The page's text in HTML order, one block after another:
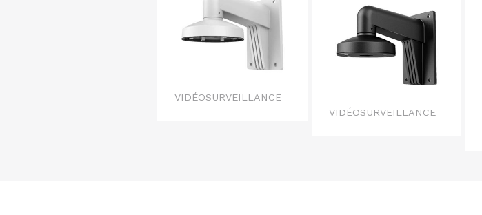
VIDÉOSURVEILLANCE
VIDÉOSURVEILLANCE